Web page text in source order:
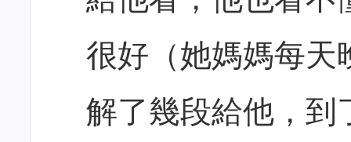
很好（她媽媽每天
解了幾段給他，到